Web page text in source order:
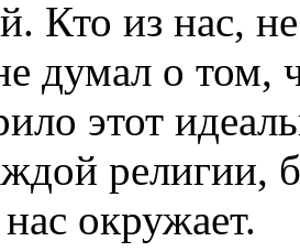
Кто из нас,
думал о том,
этот
религии,
окружает.